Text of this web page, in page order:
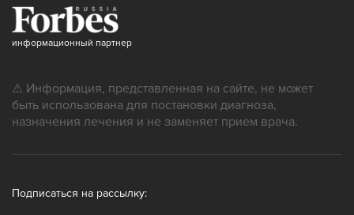
информационный партнер
⚠ Информация, представленная на сайте, не может
быть использована для постановки диагноза,
назначения лечения и не заменяет прием врача.
Подписаться на рассылку: